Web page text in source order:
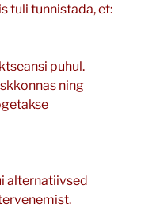
tuli tunnistada, et:
puhul.
ning
alternatiivsed